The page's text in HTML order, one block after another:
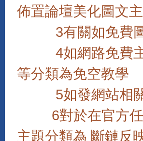
佈置論壇美化圖文
3有關如免費圖
4如網路免費主
等分類為免空教學
5如發網站相關
6對於在官方任
主題分類為 斷鏈反